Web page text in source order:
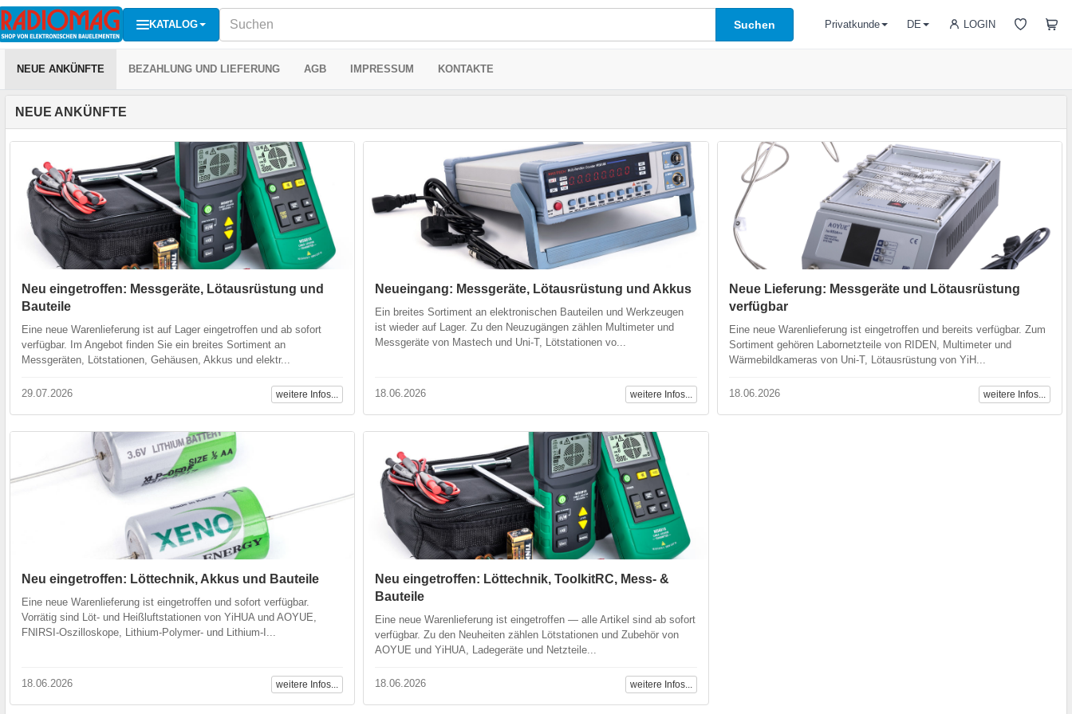
KATALOG Suchen LOGIN
Privatkunde DE
NEUE ANKÜNFTE BEZAHLUNG UND LIEFERUNG AGB IMPRESSUM KONTAKTE
NEUE ANKÜNFTE
Neu eingetroffen: Messgeräte, Lötausrüstung und
Bauteile
Eine neue Warenlieferung ist auf Lager eingetroffen und ab sofort
verfügbar. Im Angebot finden Sie ein breites Sortiment an
Messgeräten, Lötstationen, Gehäusen, Akkus und elektr...
29.07.2026 weitere Infos...
Neueingang: Messgeräte, Lötausrüstung und Akkus
Ein breites Sortiment an elektronischen Bauteilen und Werkzeugen
ist wieder auf Lager. Zu den Neuzugängen zählen Multimeter und
Messgeräte von Mastech und Uni-T, Lötstationen vo...
18.06.2026 weitere Infos...
Neue Lieferung: Messgeräte und Lötausrüstung
verfügbar
Eine neue Warenlieferung ist eingetroffen und bereits verfügbar. Zum
Sortiment gehören Labornetzteile von RIDEN, Multimeter und
Wärmebildkameras von Uni-T, Lötausrüstung von YiH...
18.06.2026 weitere Infos...
Neu eingetroffen: Löttechnik, Akkus und Bauteile
Eine neue Warenlieferung ist eingetroffen und sofort verfügbar.
Vorrätig sind Löt- und Heißluftstationen von YiHUA und AOYUE,
FNIRSI-Oszilloskope, Lithium-Polymer- und Lithium-I...
18.06.2026 weitere Infos...
Neu eingetroffen: Löttechnik, ToolkitRC, Mess- &
Bauteile
Eine neue Warenlieferung ist eingetroffen — alle Artikel sind ab sofort
verfügbar. Zu den Neuheiten zählen Lötstationen und Zubehör von
AOYUE und YiHUA, Ladegeräte und Netzteile...
18.06.2026 weitere Infos...